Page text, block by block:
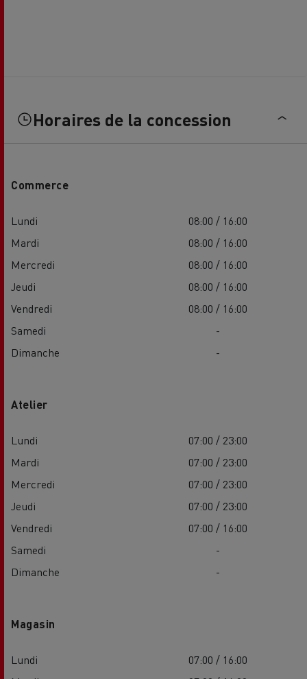
Horaires de la concession
Commerce
Lundi
08:00 / 16:00
Mardi
08:00 / 16:00
Mercredi
08:00 / 16:00
Jeudi
08:00 / 16:00
Vendredi
08:00 / 16:00
Samedi
-
Dimanche
-
Atelier
Lundi
07:00 / 23:00
Mardi
07:00 / 23:00
Mercredi
07:00 / 23:00
Jeudi
07:00 / 23:00
Vendredi
07:00 / 16:00
Samedi
-
Dimanche
-
Magasin
Lundi
07:00 / 16:00